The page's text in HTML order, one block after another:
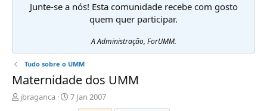
Junte-se a nós! Esta comunidade recebe com gosto
quem quer participar.
A Administração, ForUMM.
Tudo sobre o UMM
Maternidade dos UMM
Ijbraganca
D
7 Jan 2007